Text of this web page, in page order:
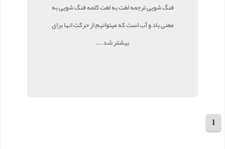
فنگ شویی ترجمه لغت به لغت کلمه فنگ شویی به
معنی باد و آب است که میتوانیم از حرکت انها برای
بیشتر شد ...
1